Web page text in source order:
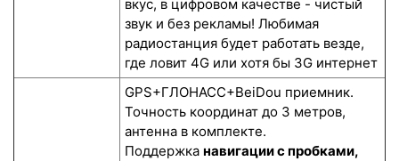
вкус, в цифровом качестве - чистый
звук и без рекламы! Любимая
радиостанция будет работать везде,
где ловит 4G или хотя бы 3G интернет
GPS+ГЛОНАСС+BeiDou приемник.
Точность координат до 3 метров,
антенна в комплекте.
Поддержка навигации с пробками,